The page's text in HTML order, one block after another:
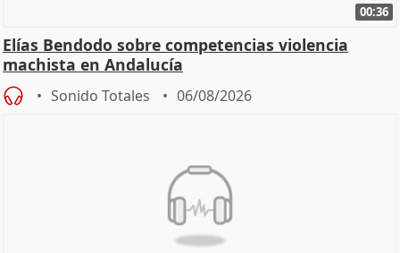
00:36
Elías Bendodo sobre competencias violencia
machista en Andalucía
Sonido Totales 06/08/2026